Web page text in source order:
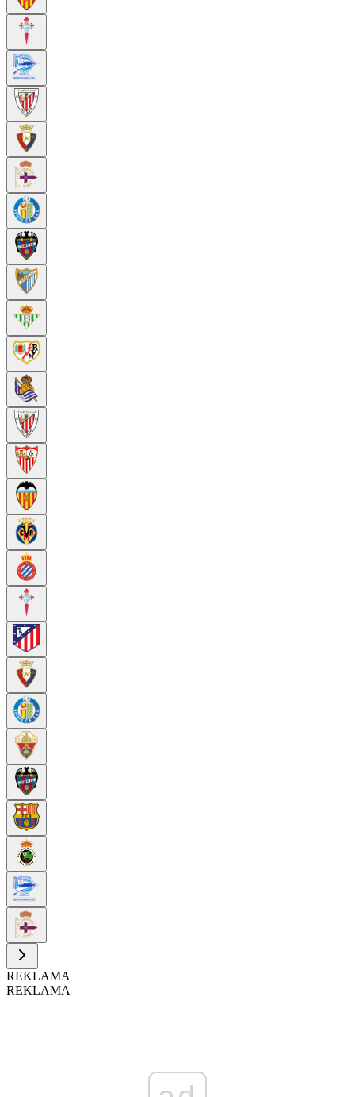
REKLAMA
REKLAMA